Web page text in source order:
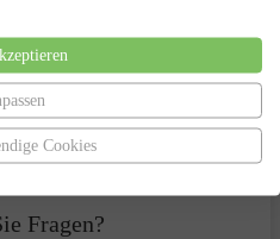
Insolvenzgericht und dem
Fragen?
Cookies